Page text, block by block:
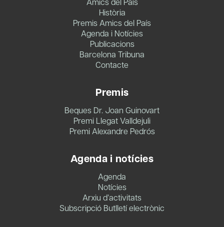
Història
Premis Amics del País
Agenda i Notícies
Publicacions
Barcelona Tribuna
Contacte
Premis
Beques Dr. Joan Guinovart
Premi Llegat Valldejuli
Premi Alexandre Pedrós
Agenda i notícies
Agenda
Notícies
Arxiu d’activitats
Subscripció Butlletí electrònic